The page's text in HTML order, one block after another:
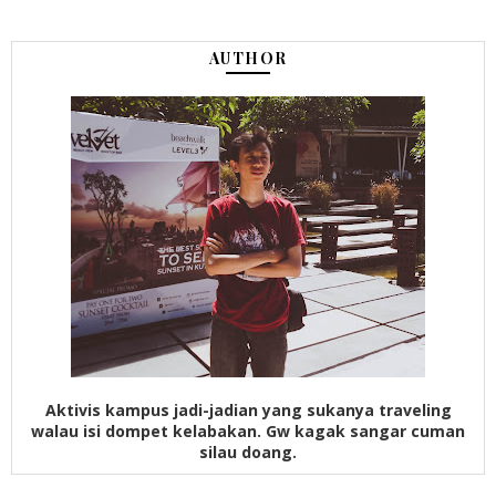
AUTHOR
Aktivis kampus jadi-jadian yang sukanya traveling
walau isi dompet kelabakan. Gw kagak sangar cuman
silau doang.